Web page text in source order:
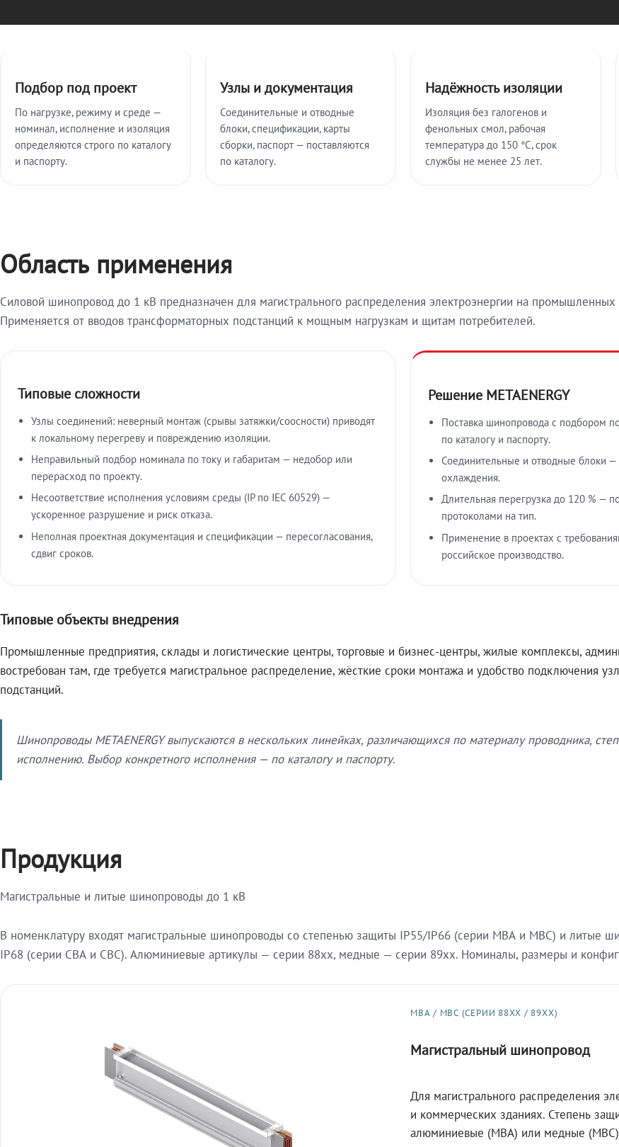
Подбор под проект
По нагрузке, режиму и среде —
номинал, исполнение и изоляция
определяются строго по каталогу
и паспорту.
Узлы и документация
Соединительные и отводные
блоки, спецификации, карты
сборки, паспорт — поставляются
по каталогу.
Надёжность изоляции
Изоляция без галогенов и
фенольных смол, рабочая
температура до 150 °C, срок
службы не менее 25 лет.
Область применения
Силовой шинопровод до 1 кВ предназначен для магистрального распределения электроэнергии на промышленных
Применяется от вводов трансформаторных подстанций к мощным нагрузкам и щитам потребителей.
Типовые сложности
Узлы соединений: неверный монтаж (срывы затяжки/соосности) приводят
к локальному перегреву и повреждению изоляции.
Неправильный подбор номинала по току и габаритам — недобор или
перерасход по проекту.
Несоответствие исполнения условиям среды (IP по IEC 60529) —
ускоренное разрушение и риск отказа.
Неполная проектная документация и спецификации — пересогласования,
сдвиг сроков.
Решение METAENERGY
Поставка шинопровода с подбором
по каталогу и паспорту.
Соединительные и отводные блоки —
охлаждения.
Длительная перегрузка до 120 % —
протоколами на тип.
Применение в проектах с
российское производство.
Типовые объекты внедрения
Промышленные предприятия, склады и логистические центры, торговые и бизнес-центры, жилые комплексы,
востребован там, где требуется магистральное распределение, жёсткие сроки монтажа и удобство подключения
подстанций.
Шинопроводы METAENERGY выпускаются в нескольких линейках, различающихся по материалу проводника,
исполнению. Выбор конкретного исполнения — по каталогу и паспорту.
Продукция
Магистральные и литые шинопроводы до 1 кВ
В номенклатуру входят магистральные шинопроводы со степенью защиты IP55/IP66 (серии МВА и МВС) и литые
IP68 (серии СВА и СВС). Алюминиевые артикулы — серии 88xx, медные — серии 89xx. Номиналы, размеры и
МВА / МВС (СЕРИИ 88XX / 89XX)
Магистральный шинопровод
Для магистрального распределения
и коммерческих зданиях. Степень
алюминиевые (МВА) или медные